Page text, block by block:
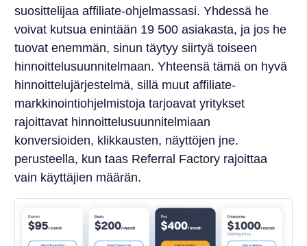
suosittelijaa affiliate-ohjelmassasi. Yhdessä he
voivat kutsua enintään 19 500 asiakasta, ja jos he
tuovat enemmän, sinun täytyy siirtyä toiseen
hinnoittelusuunnitelmaan. Yhteensä tämä on hyvä
hinnoittelujärjestelmä, sillä muut affiliate-
markkinointiohjelmistoja tarjoavat yritykset
rajoittavat hinnoittelusuunnitelmiaan
konversioiden, klikkausten, näyttöjen jne.
perusteella, kun taas Referral Factory rajoittaa
vain käyttäjien määrän.